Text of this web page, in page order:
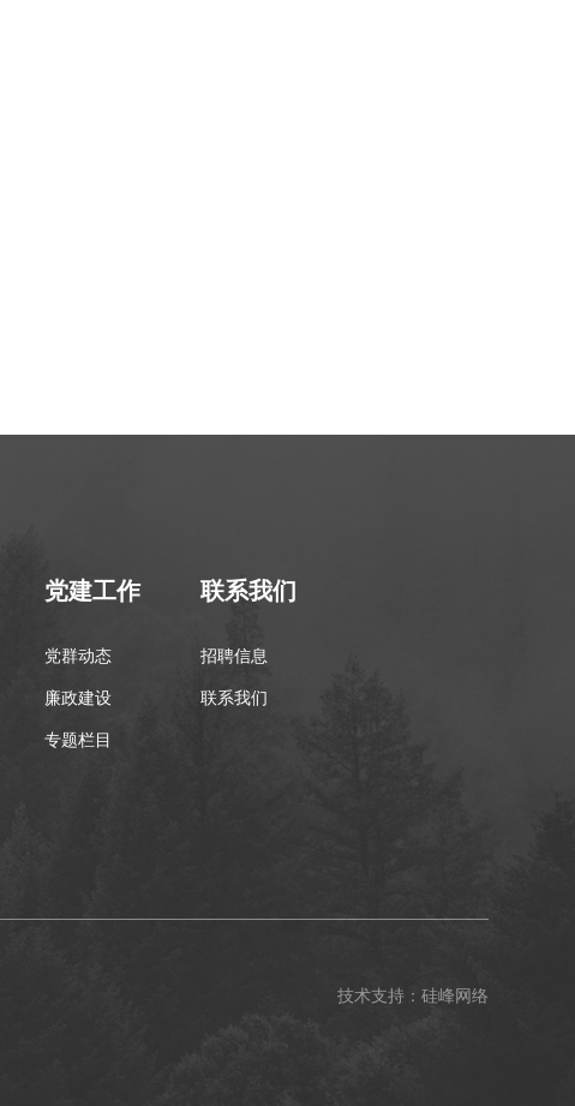
党建工作
党群动态
廉政建设
专题栏目
联系我们
招聘信息
联系我们
技术支持： 硅峰网络